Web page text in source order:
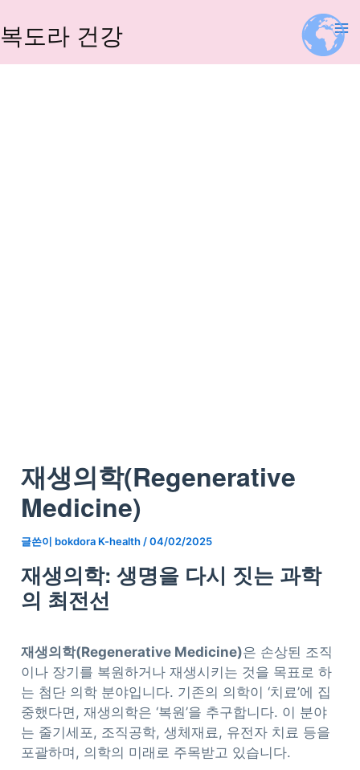
텐
로
복도라 건강
재생의학(Regenerative
Medicine)
글쓴이 bokdora K-health /04/02/2025
재생의학: 생명을 다시 짓는 과학
의 최전선
재생의학(Regenerative Medicine)은 손상된 조직
이나 장기를 복원하거나 재생시키는 것을 목표로 하
는 첨단 의학 분야입니다. 기존의 의학이 ‘치료’에 집
중했다면, 재생의학은 ‘복원’을 추구합니다. 이 분야
는 줄기세포, 조직공학, 생체재료, 유전자 치료 등을
포괄하며, 의학의 미래로 주목받고 있습니다.